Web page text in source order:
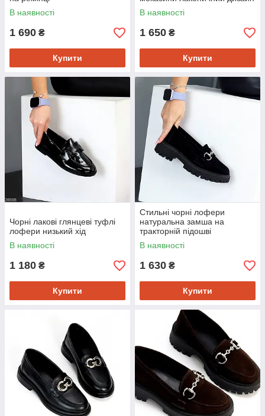
В наявності
1 690 ₴
Купити
В наявності
1 650 ₴
Купити
Чорні лакові глянцеві туфлі
лофери низький хід
В наявності
1 180 ₴
Купити
Стильні чорні лофери
натуральна замша на
тракторній підошві
В наявності
1 630 ₴
Купити